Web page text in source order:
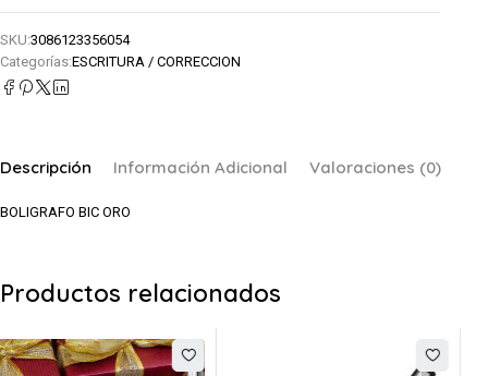
SKU:3086123356054
Categorías:ESCRITURA / CORRECCION
Descripción Información Adicional Valoraciones (0)
BOLIGRAFO BIC ORO
Productos relacionados